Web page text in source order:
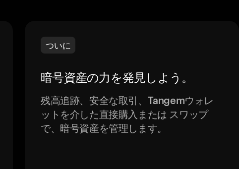
ついに
暗号資産の力を発見しよう。
残高追跡、安全な取引、Tangemウォレ
ットを介した直接購入または スワップ
で、暗号資産を管理します。